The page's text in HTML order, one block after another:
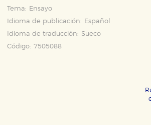
Tema:
Ensayo
Idioma de publicación:
Español
Idioma de traducción: Sueco
Código: 7505088